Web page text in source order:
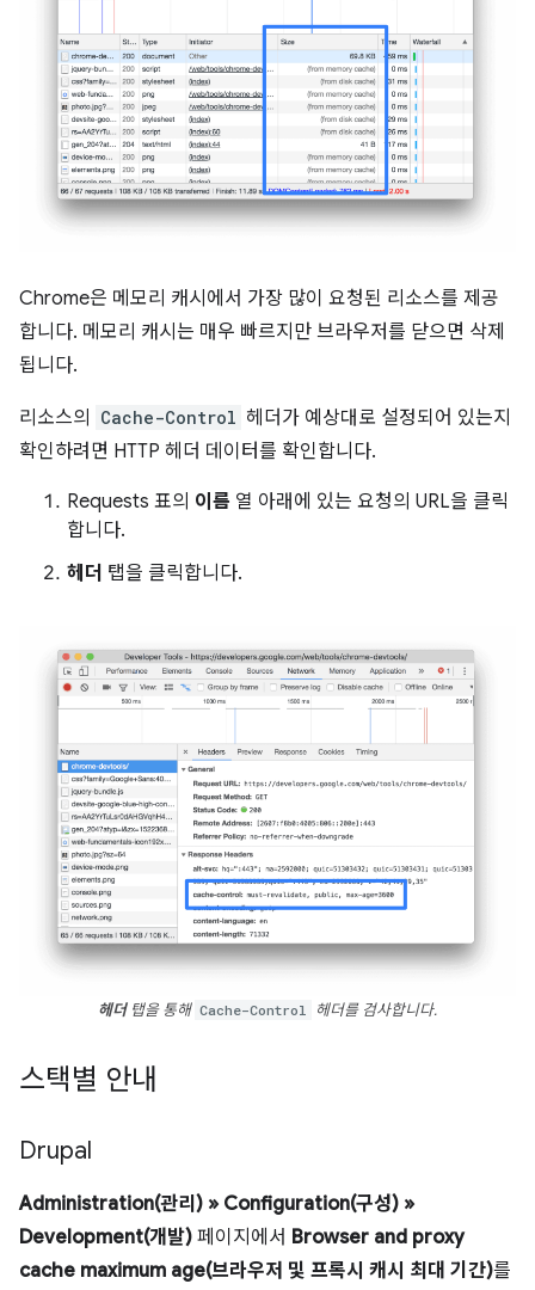
Chrome은 메모리 캐시에서 가장 많이 요청된 리소스를 제공
합니다. 메모리 캐시는 매우 빠르지만 브라우저를 닫으면 삭제
됩니다.
리소스의 Cache-Control 헤더가 예상대로 설정되어 있는지
확인하려면 HTTP 헤더 데이터를 확인합니다.
Requests 표의 이름 열 아래에 있는 요청의 URL을 클릭
합니다.
헤더 탭을 클릭합니다.
헤더탭을 통해 Cache-Control 헤더를 검사합니다.
스택별 안내
Drupal
Administration(관리) » Configuration(구성) »
Development(개발) 페이지에서 Browser and proxy
cache maximum age(브라우저 및 프록시 캐시 최대 기간)를